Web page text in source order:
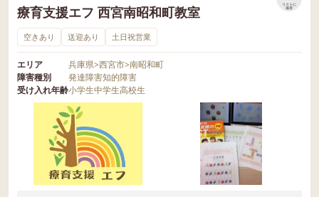
療育支援エフ 西宮南昭和町教室
リストに
保存
空きあり 送迎あり 土日祝営業
エリア 兵庫県>西宮市>南昭和町
障害種別
発達障害知的障害
受け入れ年齢小学生中学生高校生